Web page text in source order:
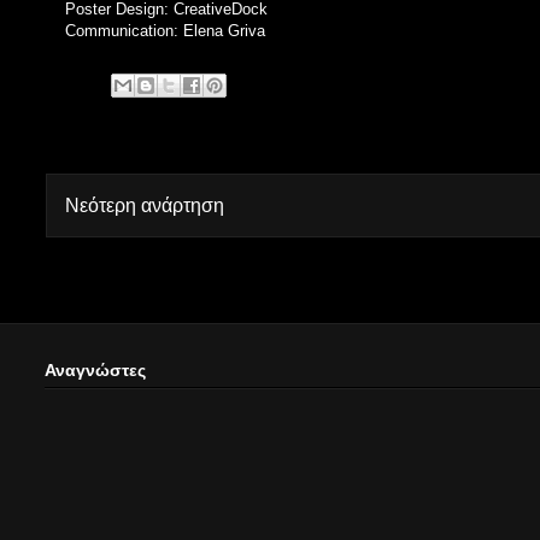
Poster Design: CreativeDock
Communication: Elena Griva
Νεότερη ανάρτηση
Αναγνώστες